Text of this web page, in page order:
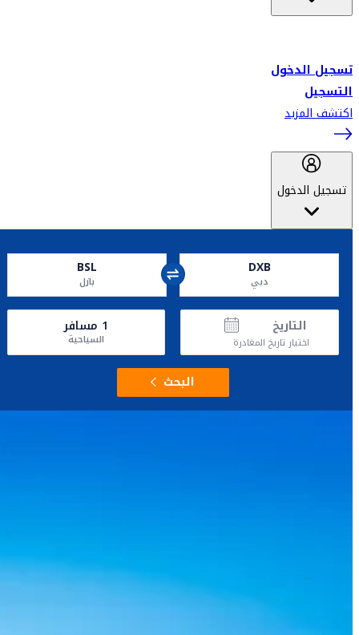
تسجيل الدخول
التسجيل
اكتشف المزيد
تسجيل الدخول
DXB
دبي
BSL
بازل
التاريخ
اختيار تاريخ المغادرة
1 مسافر
السياحية
البحث